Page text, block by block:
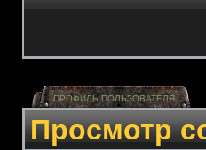
ПРОФИЛЬ ПОЛЬЗОВАТЕЛЯ
Просмотр